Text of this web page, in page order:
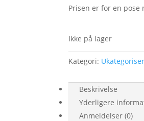
Prisen er for en pose
Ikke på lager
Kategori:
Beskrivelse
Yderligere
Anmeldelser (0)